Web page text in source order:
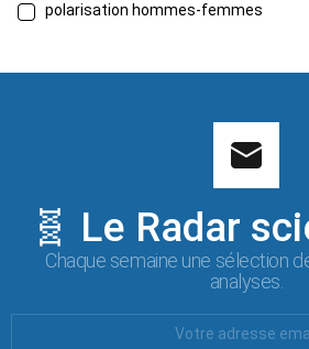
polarisation hommes-femmes
🧬 Le Radar
Chaque semaine une sélection
analyses.